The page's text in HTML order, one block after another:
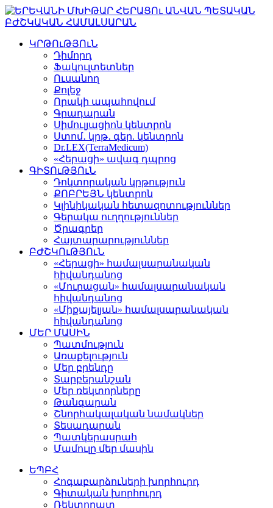
ԿՐԹՈւԹՅՈւՆ
Դիմորդ
Ֆակուլտետներ
Ուսանող
Քոլեջ
Որակի ապահովում
Գրադարան
Սիմուլյացիոն կենտրոն
Ստոմ․ կրթ․ գեր. կենտրոն
Dr.LEX(TerraMedicum)
«Հերացի» ավագ դպրոց
ԳԻՏՈւԹՅՈւՆ
Դոկտորական կրթություն
ՔՈԲՐԵՅՆ կենտրոն
Կլինիկական հետազոտություններ
Գերակա ուղղություններ
Ծրագրեր
Հայտարարություններ
ԲԺՇԿՈւԹՅՈւՆ
«Հերացի» համալսարանական
հիվանդանոց
«Մուրացան» համալսարանական
հիվանդանոց
«Միքայելյան» համալսարանական
հիվանդանոց
ՄԵՐ ՄԱՍԻՆ
Պատմություն
Առաքելություն
Մեր բրենդը
Տարբերանշան
Մեր ռեկտորները
Թանգարան
Շնորհակալական նամակներ
Տեսադարան
Պատկերասրահ
Մամուլը մեր մասին
ԵՊԲՀ
Հոգաբարձուների խորհուրդ
Գիտական խորհուրդ
Ռեկտորատ